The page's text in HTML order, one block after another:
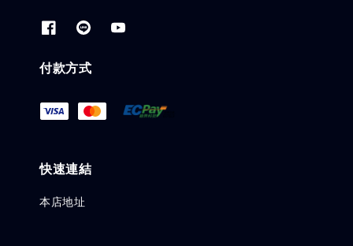
付款方式
快速連結
本店地址